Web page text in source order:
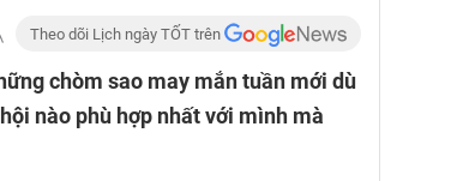
Theo dõi Lịch ngày TỐT trên
chòm sao may mắn tuần mới dù
nào phù hợp nhất với mình mà